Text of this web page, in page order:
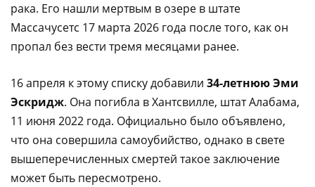
рака. Его нашли мертвым в озере в штате
Массачусетс 17 марта 2026 года после того, как он
пропал без вести тремя месяцами ранее.
16 апреля к этому списку добавили 34-летнюю Эми
Эскридж. Она погибла в Хантсвилле, штат Алабама,
11 июня 2022 года. Официально было объявлено,
что она совершила самоубийство, однако в свете
вышеперечисленных смертей такое заключение
может быть пересмотрено.